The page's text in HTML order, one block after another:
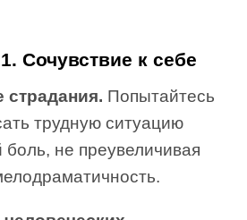
Сочувствие к себе
страдания. Попытайтесь
трудную ситуацию
не преувеличивая